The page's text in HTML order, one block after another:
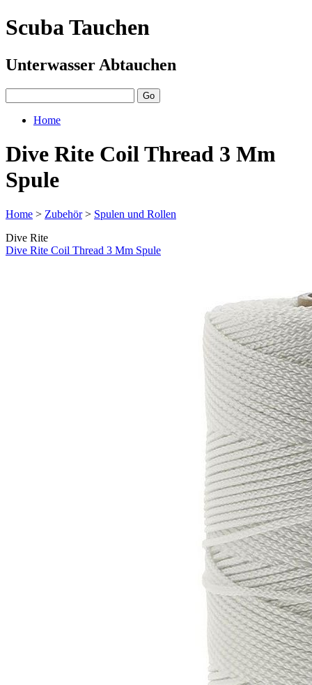
Scuba Tauchen
Unterwasser Abtauchen
Home
Dive Rite Coil Thread 3 Mm
Spule
Home > Zubehör> Spulen und Rollen
Dive Rite
Dive Rite Coil Thread 3 Mm Spule